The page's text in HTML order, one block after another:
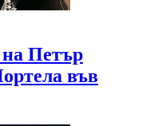
на Петър
във